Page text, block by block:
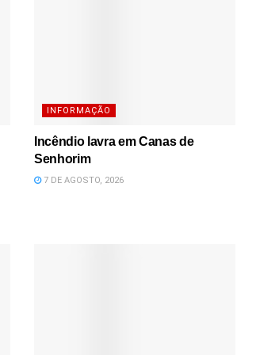
INFORMAÇÃO
Incêndio lavra em Canas de
Senhorim
7 DE AGOSTO, 2026